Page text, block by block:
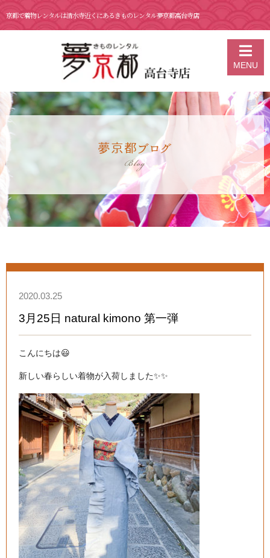
京都で着物レンタルは清水寺近くにあるきものレンタル夢京都高台寺店
MENU
京都の着物レンタル 夢京都 高台寺店
3月25日 natural
夢京都ブログ
Blog
2020.03.25
3月25日 natural kimono 第一弾
こんにちは😃
新しい春らしい着物が入荷しました✨✨